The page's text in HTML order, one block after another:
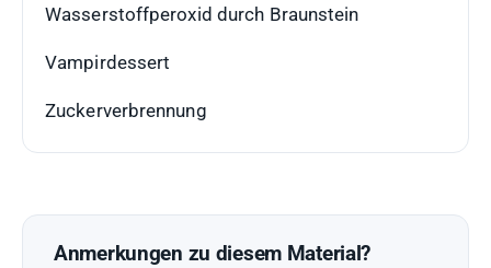
Wasserstoffperoxid durch Braunstein
Vampirdessert
Zuckerverbrennung
Anmerkungen zu diesem Material?